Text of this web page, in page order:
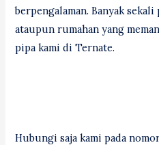
berpengalaman. Banyak
ataupun rumahan yang
pipa kami di Ternate.
Hubungi saja kami pada